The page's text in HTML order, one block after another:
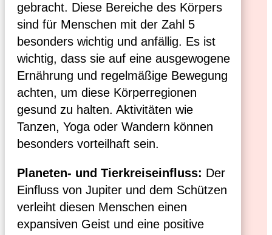
gebracht. Diese Bereiche des Körpers
sind für Menschen mit der Zahl 5
besonders wichtig und anfällig. Es ist
wichtig, dass sie auf eine ausgewogene
Ernährung und regelmäßige Bewegung
achten, um diese Körperregionen
gesund zu halten. Aktivitäten wie
Tanzen, Yoga oder Wandern können
besonders vorteilhaft sein.
Planeten- und Tierkreiseinfluss: Der
Einfluss von Jupiter und dem Schützen
verleiht diesen Menschen einen
expansiven Geist und eine positive